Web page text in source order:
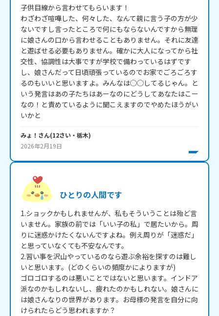
子供目線から言わせてもらいます！
わざわざ喧嘩した、何々した、なんて親に言う子の方が少
ないですし言ったところで何にもならないんですから無理
に娘さんの口から言わせることもありません。それに友達
と遊ばせる必要もありません。確かに大人になってから社
交性、協調性は大事ですが学校で備わっているはずです
し、娘さんだって日頃頑張っているのでお家でごろごろす
るのもいいと思いますよ。みんなは◯◯してるじゃん。と
いう発言はあの子たちはあーなのにどうしてあなたはこー
なの！と責めているように聞こえますのでやめたほうがい
いかと
みょ！ さん(12さい・ 栃木)
2026年2月19日
ひとりの人間です
1.ショックかもしれませんが、私もそういうことは殆ど言
いません。家族の前では「いい子の私」で居たいから。周
りに迷惑かけたくないんですよね。例え周りが「迷惑だ」
と思っていなくても不安なんです。
2.習い事を沢山やっているのなら遊ぶ余裕を探すのは難し
いと思います。(どのくらいの頻度かによりますが)
ゴロゴロするのは悪いことではないと思います。インドア
派なのかもしれないし、疲れたのかもしれない。娘さんに
は娘さんなりの世界があります。お母様の発言を自分に向
けられたらどう思われますか？